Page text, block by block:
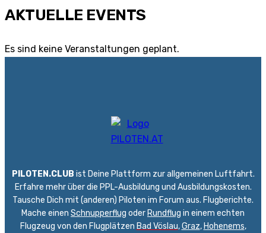
AKTUELLE EVENTS
Es sind keine Veranstaltungen geplant.
PILOTEN.CLUB ist Deine Plattform zur allgemeinen Luftfahrt.
Erfahre mehr über die PPL-Ausbildung und Ausbildungskosten.
Tausche Dich mit (anderen) Piloten im Forum aus. Flugberichte.
Mache einen Schnupperflug oder Rundflug in einem echten
Flugzeug von den Flugplätzen Bad Vöslau,Graz, Hohenems,